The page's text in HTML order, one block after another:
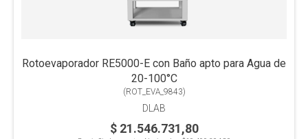
Rotoevaporador RE5000-E con Baño apto para Agua de
20-100°C
(ROT_EVA_9843)
DLAB
$ 21.546.731,80